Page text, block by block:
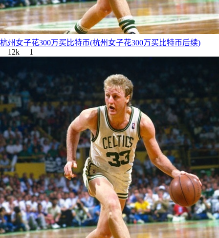
杭州女子花300万买比特币(杭州女子花300万买比特币后续)
12k
1